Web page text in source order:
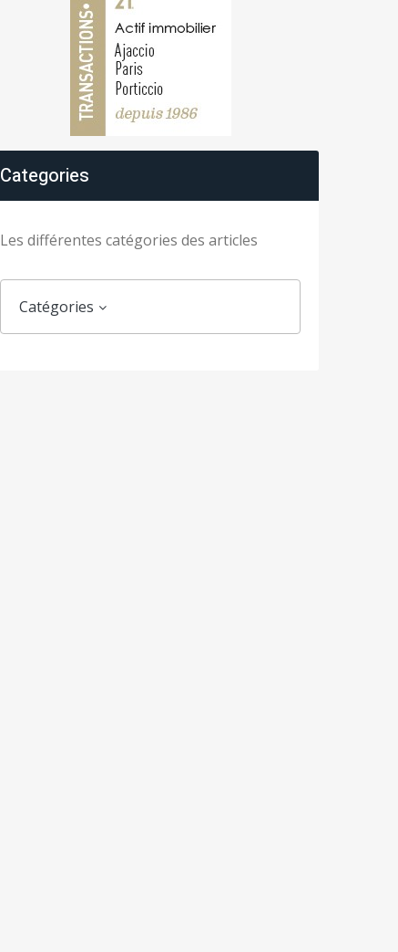
Categories
Les différentes catégories des articles
Catégories